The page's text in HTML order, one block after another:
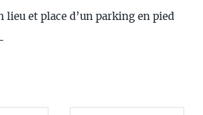
lieu et place d’un parking en pied